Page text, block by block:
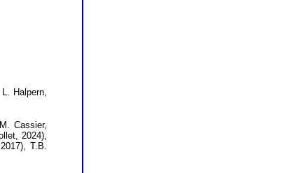
Halpern,
Cassier,
2024),
T.B.